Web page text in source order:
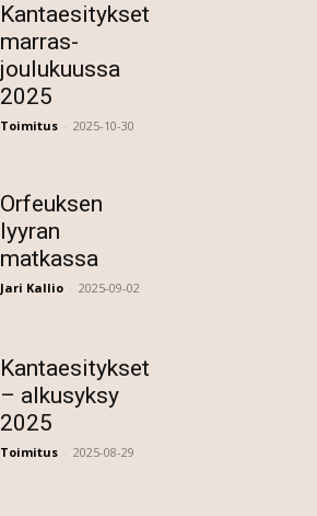
Kantaesitykset
marras-
joulukuussa
2025
Toimitus - 2025-10-30
Orfeuksen
lyyran
matkassa
Jari Kallio - 2025-09-02
Kantaesitykset
– alkusyksy
2025
Toimitus - 2025-08-29